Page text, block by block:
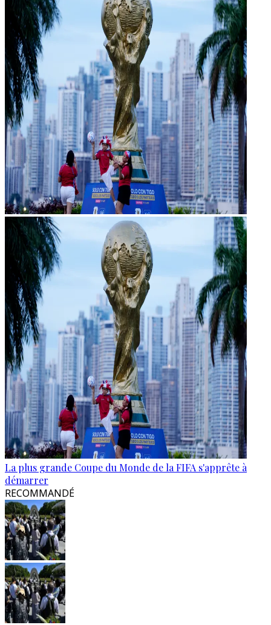
La plus grande Coupe du Monde de la FIFA s'apprête à
démarrer
RECOMMANDÉ